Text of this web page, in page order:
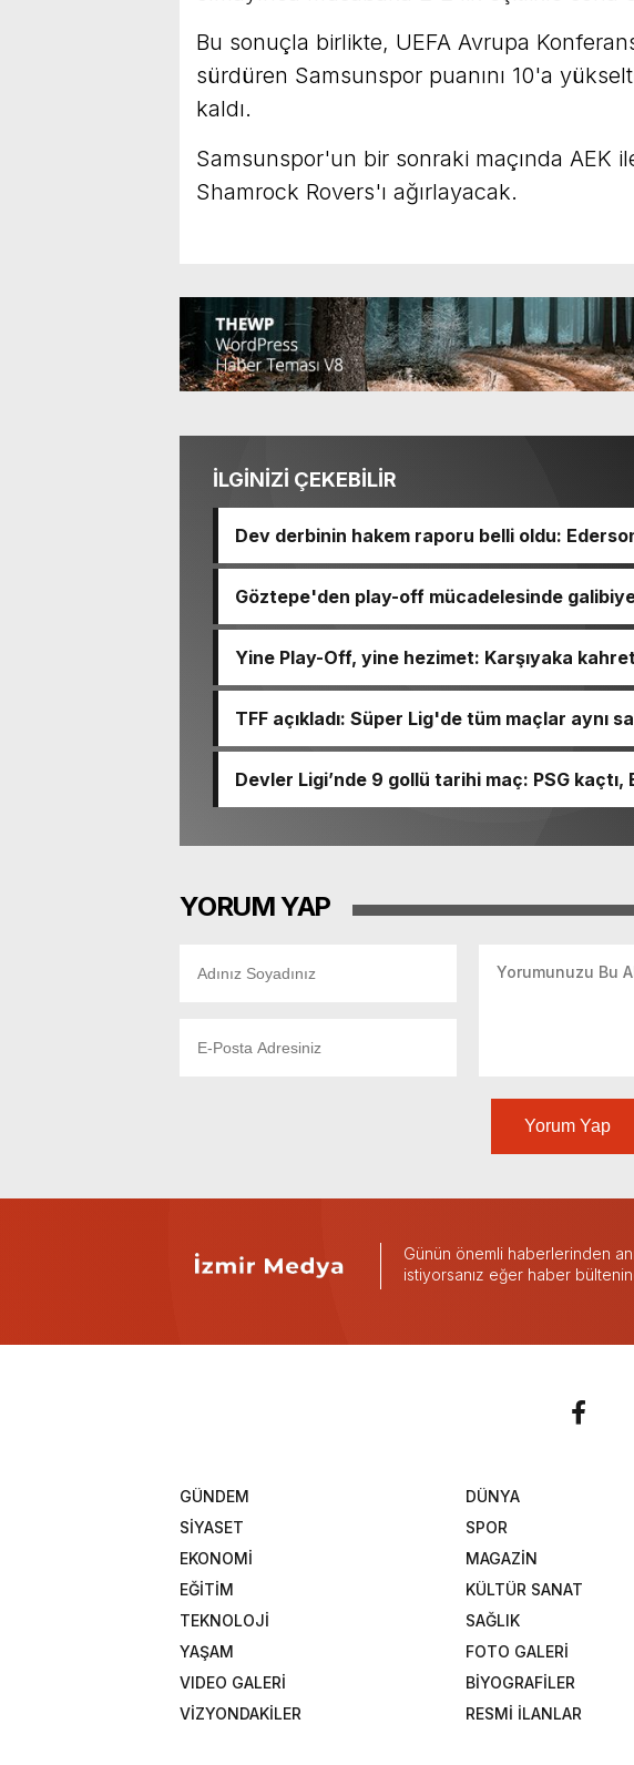
Bu sonuçla birlikte, UEFA Avrupa
sürdüren Samsunspor puanını 10'a
kaldı.
Samsunspor'un bir sonraki maçında AEK
Shamrock Rovers'ı ağırlayacak.
İLGİNİZİ ÇEKEBİLİR
Dev derbinin hakem raporu belli oldu:
Göztepe'den play-off mücadelesinde
90-92 devirdi
Yine Play-Off, yine hezimet: Karşıyaka
TFF açıkladı: Süper Lig'de tüm maçlar aynı
Devler Ligi’nde 9 gollü tarihi maç: PSG kaçtı,
YORUM YAP
Yorum Yap
Günün önemli haberlerinden
istiyorsanız eğer haber
GÜNDEM
DÜNYA
SİYASET
SPOR
EKONOMİ
MAGAZİN
EĞİTİM
KÜLTÜR SANAT
TEKNOLOJİ
SAĞLIK
YAŞAM
FOTO GALERİ
VIDEO GALERİ
BİYOGRAFİLER
VİZYONDAKİLER
RESMİ İLANLAR